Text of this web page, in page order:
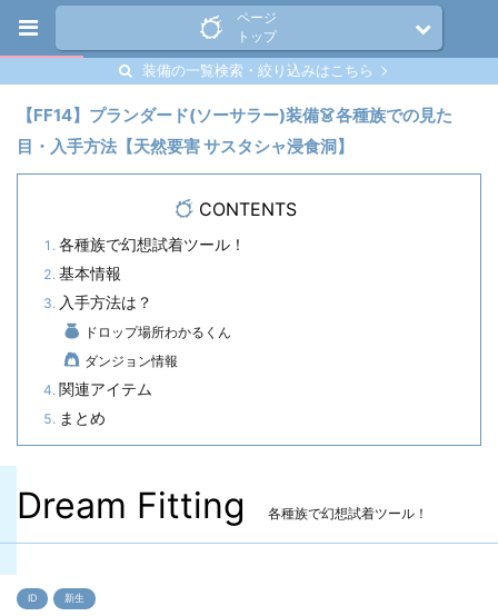
ページ
トップ
装備の一覧検索・絞り込みはこちら
【FF14】プランダード(ソーサラー)装備👗各種族での見た
目・入手方法【天然要害 サスタシャ浸食洞】
CONTENTS
各種族で幻想試着ツール！
基本情報
入手方法は？
ドロップ場所わかるくん
ダンジョン情報
関連アイテム
まとめ
Dream Fitting 各種族で幻想試着ツール！
ID 新生